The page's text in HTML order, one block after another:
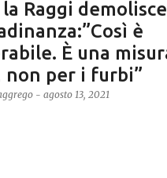
Raggi
è
È una
per i furbi”
- agosto 13, 2021